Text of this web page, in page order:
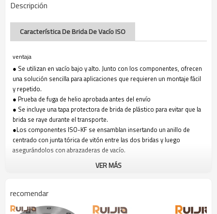
Descripción
Característica De Brida De Vacío ISO
ventaja
● Se utilizan en vacío bajo y alto. Junto con los componentes, ofrecen
una solución sencilla para aplicaciones que requieren un montaje fácil
y repetido.
● Prueba de fuga de helio aprobada antes del envío
● Se incluye una tapa protectora de brida de plástico para evitar que la
brida se raye durante el transporte.
●Los componentes ISO-KF se ensamblan insertando un anillo de
centrado con junta tórica de vitón entre las dos bridas y luego
asegurándolos con abrazaderas de vacío.
VER MÁS
recomendar